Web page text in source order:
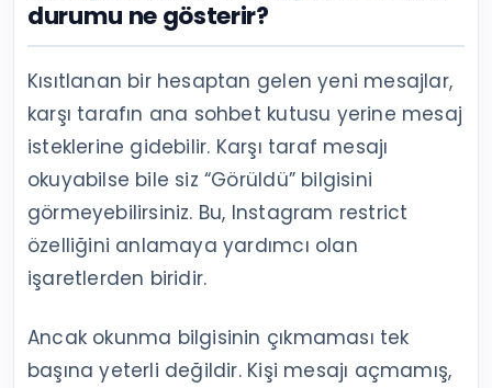
durumu ne gösterir?
Kısıtlanan bir hesaptan gelen yeni mesajlar,
karşı tarafın ana sohbet kutusu yerine mesaj
isteklerine gidebilir. Karşı taraf mesajı
okuyabilse bile siz “Görüldü” bilgisini
görmeyebilirsiniz. Bu, Instagram restrict
özelliğini anlamaya yardımcı olan
işaretlerden biridir.
Ancak okunma bilgisinin çıkmaması tek
başına yeterli değildir. Kişi mesajı açmamış,